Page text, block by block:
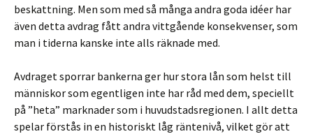
beskattning. Men som med så många andra goda idéer har
även detta avdrag fått andra vittgående konsekvenser, som
man i tiderna kanske inte alls räknade med.
Avdraget sporrar bankerna ger hur stora lån som helst till
människor som egentligen inte har råd med dem, speciellt
på ”heta” marknader som i huvudstadsregionen. I allt detta
spelar förstås in en historiskt låg räntenivå, vilket gör att